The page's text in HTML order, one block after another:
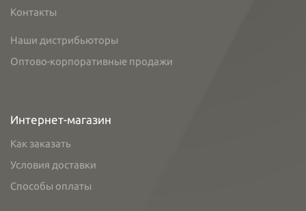
Контакты
Наши дистрибьюторы
Оптово-корпоративные продажи
Интернет-магазин
Как заказать
Условия доставки
Способы оплаты